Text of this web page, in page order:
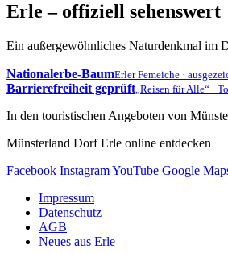
Erle – offiziell sehenswert
Ein außergewöhnliches Naturdenkmal im
Nationalerbe-BaumErler Femeiche ·
Barrierefreiheit geprüft„Reisen für Alle“ ·
In den touristischen Angeboten von
Münsterland Dorf Erle online entdecken
Facebook InstagramYouTube Google
Impressum
Datenschutz
AGB
Neues aus Erle